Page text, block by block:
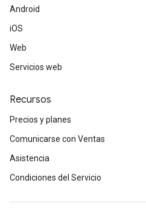
Android
iOS
Web
Servicios web
Recursos
Precios y planes
Comunicarse con Ventas
Asistencia
Condiciones del Servicio